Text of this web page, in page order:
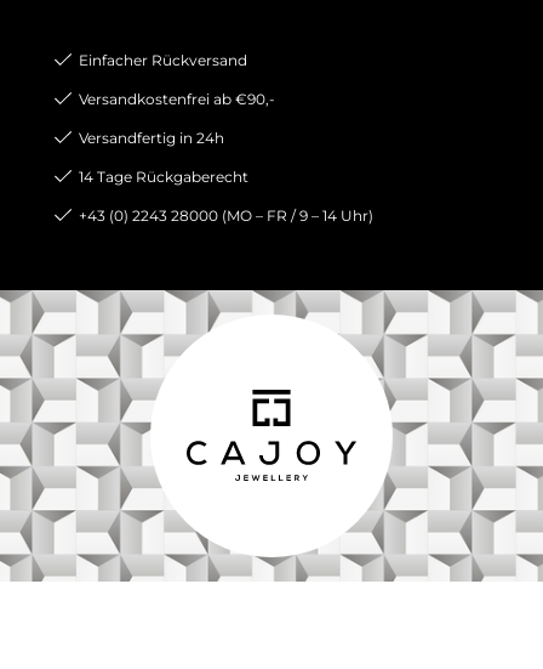
Einfacher Rückversand
Versandkostenfrei ab €90,-
Versandfertig in 24h
14 Tage Rückgaberecht
+43 (0) 2243 28000 (MO – FR / 9 – 14 Uhr)